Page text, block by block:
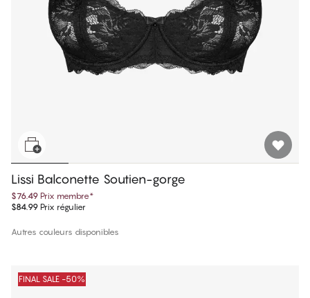
Lissi Balconette Soutien-gorge
$76.49 Prix membre*
$84.99 Prix régulier
Autres couleurs disponibles
FINAL SALE -50%